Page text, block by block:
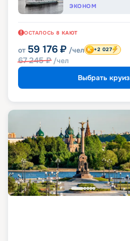
ЭКОНОМ
ОСТАЛОСЬ 8 КАЮТ
от 59 176 ₽ /чел
67 245₽ /чел
+2 027
Выбрать круиз